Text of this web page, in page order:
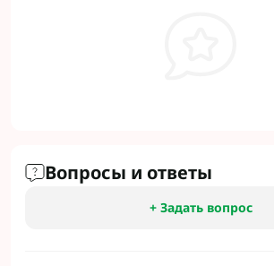
Вопросы и ответы
+ Задать вопрос